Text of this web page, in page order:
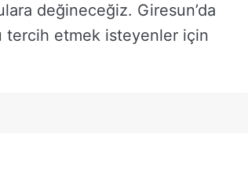
değineceğiz. Giresun’da
tercih etmek isteyenler için